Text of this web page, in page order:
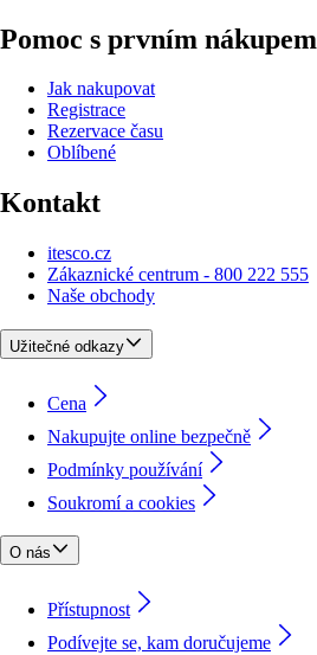
Pomoc s prvním nákupem
Jak nakupovat
Registrace
Rezervace času
Oblíbené
Kontakt
itesco.cz
Zákaznické centrum - 800 222 555
Naše obchody
Užitečné odkazy
Cena
Nakupujte online bezpečně
Podmínky používání
Soukromí a cookies
O nás
Přístupnost
Podívejte se, kam doručujeme